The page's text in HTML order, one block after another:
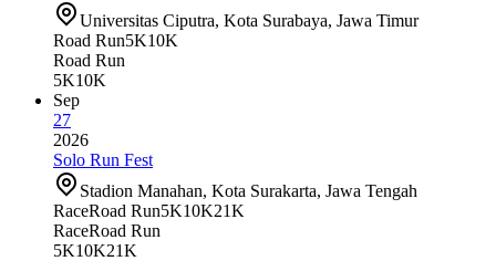
Universitas Ciputra, Kota Surabaya, Jawa Timur
Road Run5K10K
Road Run
5K10K
Sep
27
2026
Solo Run Fest
Stadion Manahan, Kota Surakarta, Jawa Tengah
RaceRoad Run5K10K21K
RaceRoad Run
5K10K21K